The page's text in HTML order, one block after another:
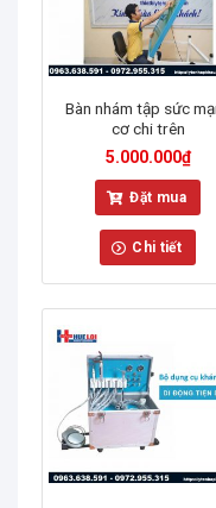
Bàn nhám tập sức
cơ chi trên
5.000.000₫
Đặt mua
Chi tiết